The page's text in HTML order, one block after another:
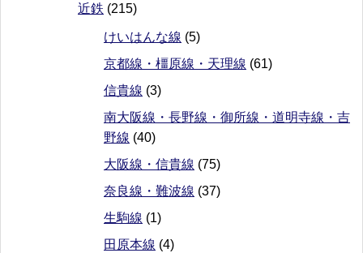
近鉄 (215)
けいはんな線 (5)
京都線・橿原線・天理線 (61)
信貴線 (3)
南大阪線・長野線・御所線・道明寺線・吉
野線 (40)
大阪線・信貴線 (75)
奈良線・難波線 (37)
生駒線 (1)
田原本線 (4)